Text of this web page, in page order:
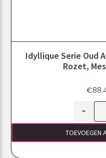
Idyllique Serie Oud
Rozet,
€
-
TOEVOEGEN